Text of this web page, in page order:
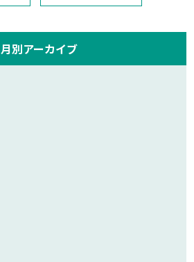
月別アーカイブ